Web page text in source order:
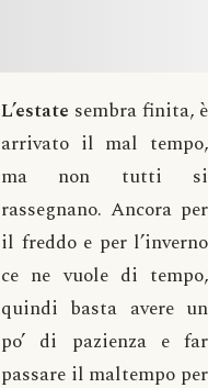
L’estate sembra finita, è
arrivato il mal tempo,
ma non tutti si
rassegnano. Ancora per
il freddo e per l’inverno
ce ne vuole di tempo,
quindi basta avere un
po’ di pazienza e far
passare il maltempo per